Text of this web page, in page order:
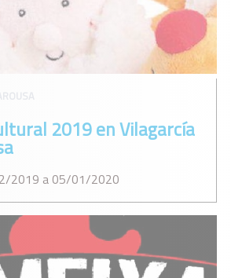
2019 en Vilagarcía
2019 a 05/01/2020